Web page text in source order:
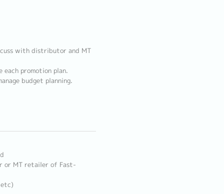
with distributor and MT
each promotion plan.
budget planning.
or MT retailer of Fast-